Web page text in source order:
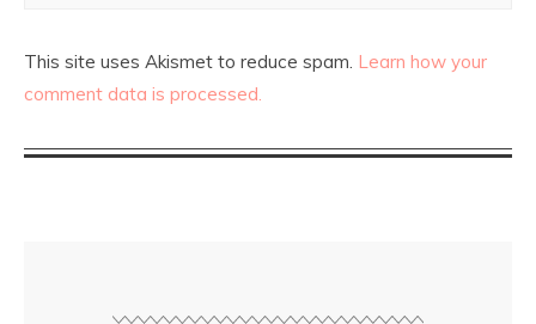
This site uses Akismet to reduce spam. Learn how your
comment data is processed.